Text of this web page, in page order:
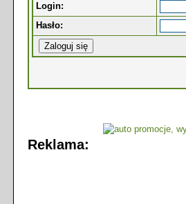
Login:
Hasło:
Reklama: